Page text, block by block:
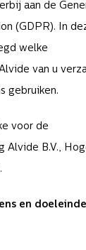
aan de
(GDPR). In
welke
van u
gebruiken.
voor de
Alvide B.V.,
en doeleinde